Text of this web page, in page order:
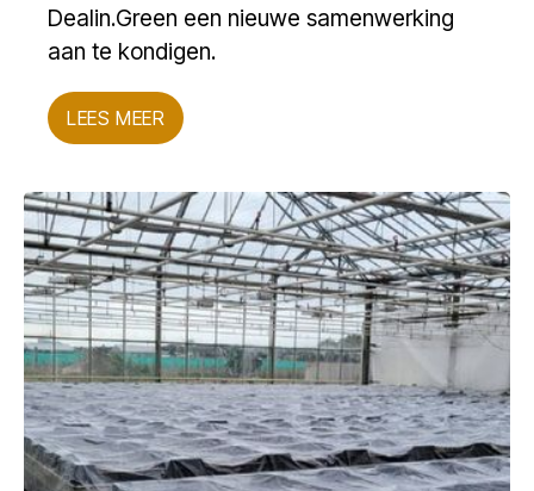
Dealin.Green een nieuwe samenwerking
aan te kondigen.
LEES MEER